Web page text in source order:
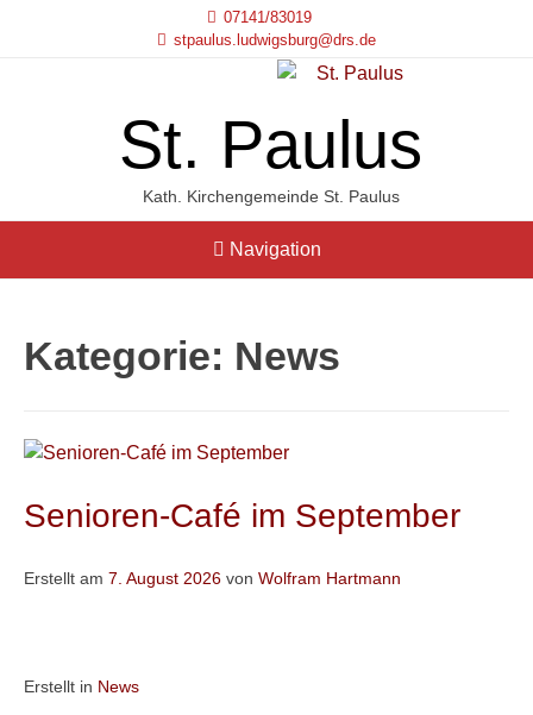
07141/83019
stpaulus.ludwigsburg@drs.de
St. Paulus
Kath. Kirchengemeinde St. Paulus
Navigation
Kategorie: News
Senioren-Café im September
Erstellt am 7. August 2026 von Wolfram Hartmann
Erstellt in News